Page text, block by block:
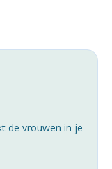
de vrouwen in je